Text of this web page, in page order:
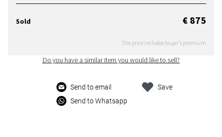
Sold € 875
The price includes buyer's premium
Do you have a similar item you would like to sell?
Send to email
Send to Whatsapp
Save